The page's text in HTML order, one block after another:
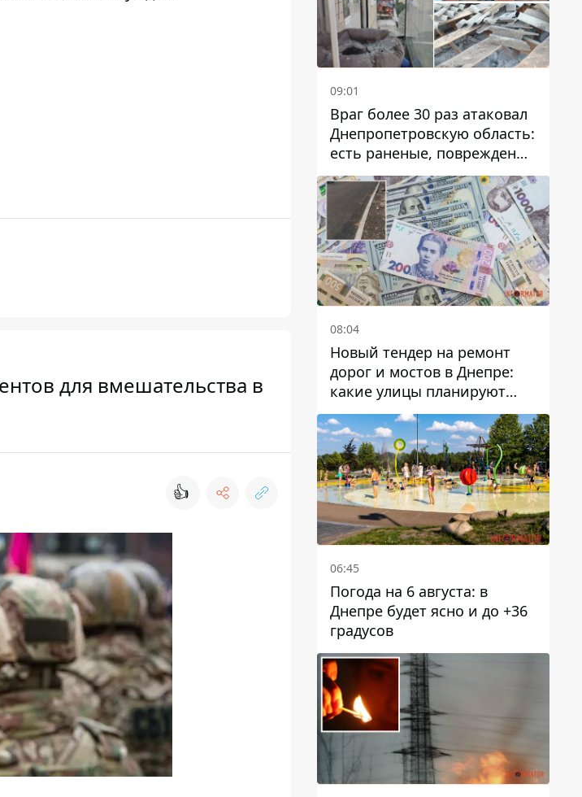
для вмешательства в
👍
09:01
Враг более 30 раз атаковал
Днепропетровскую область:
есть раненые, повреждены
лицей, дома и предприятия
08:04
Новый тендер на ремонт
дорог и мостов в Днепре:
какие улицы планируют
обновить и сколько
десятков миллионов гривен
на это хотят потратить
06:45
Погода на 6 августа: в
Днепре будет ясно и до +36
градусов